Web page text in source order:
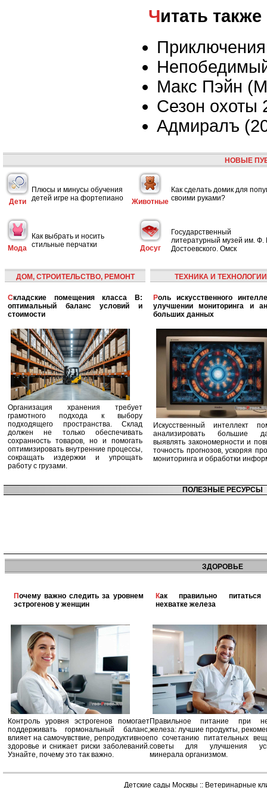
Читать также
Макс Пэйн
Сезон охоты
Адмиралъ
НОВЫЕ
Дети
Плюсы и минусы обучения
детей игре на фортепиано
Животные
Как сделать домик для
своими руками?
Мода
Как выбрать и носить
стильные перчатки
Досуг
Государственный
литературный музей им. Ф.
Достоевского. Омск
ДОМ, СТРОИТЕЛЬСТВО, РЕМОНТ
Складские помещения класса B:
оптимальный баланс условий и
стоимости
Организация хранения требует
грамотного подхода к выбору
подходящего пространства. Склад
должен не только обеспечивать
сохранность товаров, но и помогать
оптимизировать внутренние процессы,
сокращать издержки и упрощать
работу с грузами.
ТЕХНИКА И ТЕХНОЛОГИИ
Роль искусственного интеллекта в
улучшении мониторинга и
больших данных
Искусственный интеллект
анализировать большие
выявлять закономерности и
точность прогнозов, ускоряя
мониторинга и обработки
ПОЛЕЗНЫЕ РЕСУРСЫ
ЗДОРОВЬЕ
Почему важно следить за уровнем
эстрогенов у женщин
Контроль уровня эстрогенов помогает
поддерживать гормональный баланс,
влияет на самочувствие, репродуктивное
здоровье и снижает риски заболеваний.
Узнайте, почему это так важно.
Как правильно питаться при
нехватке железа
Правильное питание при
железа: лучшие продукты,
по сочетанию питательных
советы для улучшения
минерала организмом.
Детские сады Москвы :: Ветеринарные